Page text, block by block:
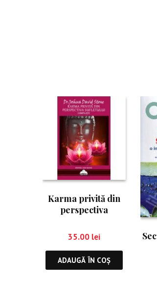
Karma privită din
perspectiva
35.00 lei
ADAUGĂ ÎN COȘ